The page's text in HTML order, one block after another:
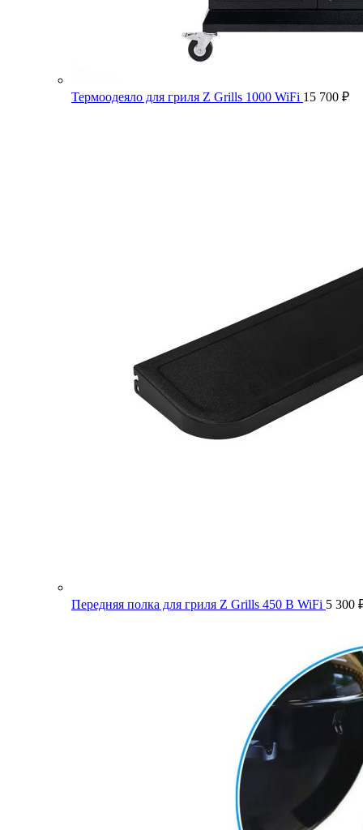
Термоодеяло для гриля Z Grills 1000 WiFi 15 700 ₽
Передняя полка для гриля Z Grills 450 B WiFi 5 300